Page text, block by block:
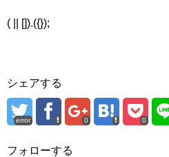
( || []).({});
シェアする
error 0 0
フォローする